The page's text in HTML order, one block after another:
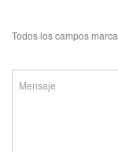
Todos los campos